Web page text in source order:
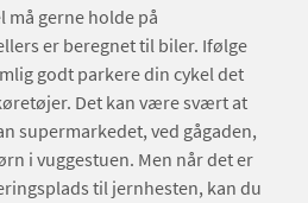
må gerne holde på
er beregnet til biler. Ifølge
godt parkere din cykel det
Det kan være svært at
supermarkedet, ved gågaden,
i vuggestuen. Men når det er
til jernhesten, kan du